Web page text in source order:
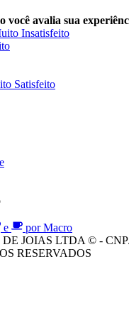
você avalia sua
Insatisfeito
Satisfeito
e
por Macro
JOIAS LTDA © -
RESERVADOS